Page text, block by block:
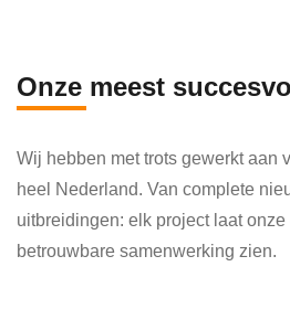
Onze meest
Wij hebben met trots gewerkt aan
heel Nederland. Van complete
uitbreidingen: elk project laat
betrouwbare samenwerking zien.